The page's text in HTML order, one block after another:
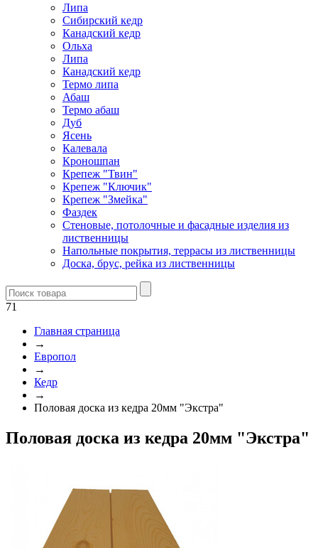
Липа
Сибирский кедр
Канадский кедр
Ольха
Липа
Канадский кедр
Термо липа
Абаш
Термо абаш
Дуб
Ясень
Калевала
Кроношпан
Крепеж "Твин"
Крепеж "Ключик"
Крепеж "Змейка"
Фаздек
Стеновые, потолочные и фасадные изделия из
лиственницы
Напольные покрытия, террасы из лиственницы
Доска, брус, рейка из лиственницы
71
Главная страница
→
Европол
→
Кедр
→
Половая доска из кедра 20мм "Экстра"
Половая доска из кедра 20мм "Экстра"